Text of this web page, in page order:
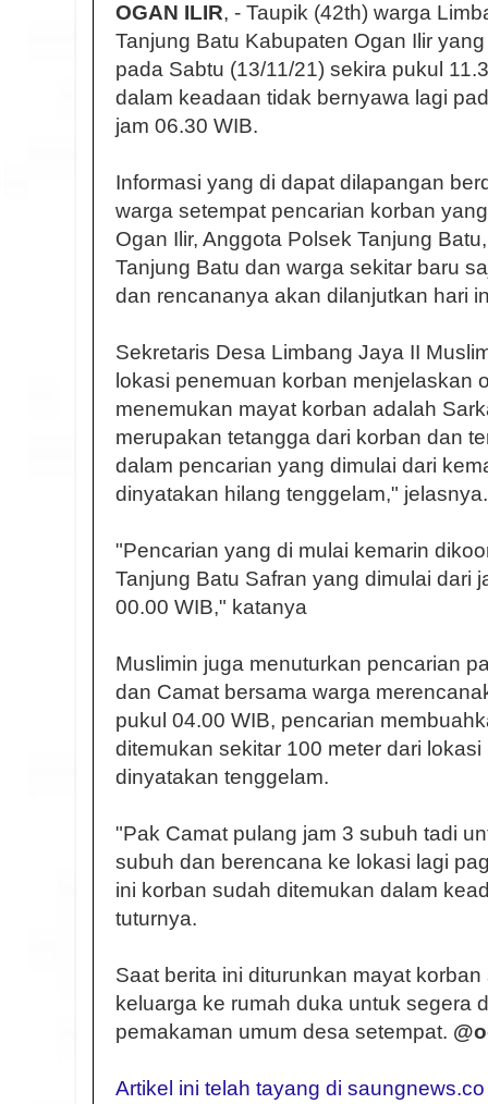
OGAN ILIR, - Taupik (42th) warga
Tanjung Batu Kabupaten Ogan Ilir
pada Sabtu (13/11/21) sekira pukul
dalam keadaan tidak bernyawa lagi
jam 06.30 WIB.
Informasi yang di dapat dilapangan
warga setempat pencarian korban
Ogan Ilir, Anggota Polsek Tanjung
Tanjung Batu dan warga sekitar baru
dan rencananya akan dilanjutkan hari
Sekretaris Desa Limbang Jaya II
lokasi penemuan korban menjelaskan
menemukan mayat korban adalah
merupakan tetangga dari korban dan
dalam pencarian yang dimulai dari
dinyatakan hilang tenggelam," jelasnya.
"Pencarian yang di mulai kemarin
Tanjung Batu Safran yang dimulai dari
00.00 WIB," katanya
Muslimin juga menuturkan pencarian
dan Camat bersama warga
pukul 04.00 WIB, pencarian
ditemukan sekitar 100 meter dari
dinyatakan tenggelam.
"Pak Camat pulang jam 3 subuh tadi
subuh dan berencana ke lokasi lagi
ini korban sudah ditemukan dalam
tuturnya.
Saat berita ini diturunkan mayat
keluarga ke rumah duka untuk segera
pemakaman umum desa setempat.
Artikel ini telah tayang di